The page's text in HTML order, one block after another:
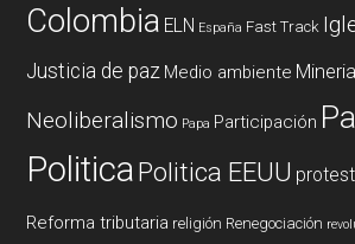
Colombia ELN España Fast Track
Justicia de paz Medio ambiente Mineria
Neoliberalismo Papa Participación
PoliticaPolitica EEUU
Reforma tributaria religión Renegociación